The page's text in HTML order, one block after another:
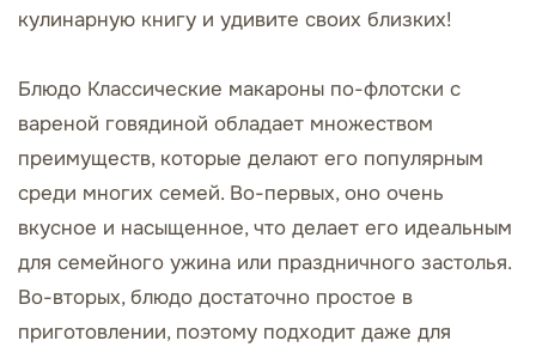
кулинарную книгу и удивите своих близких!
Блюдо Классические макароны по-флотски с
вареной говядиной обладает множеством
преимуществ, которые делают его популярным
среди многих семей. Во-первых, оно очень
вкусное и насыщенное, что делает его идеальным
для семейного ужина или праздничного застолья.
Во-вторых, блюдо достаточно простое в
приготовлении, поэтому подходит даже для